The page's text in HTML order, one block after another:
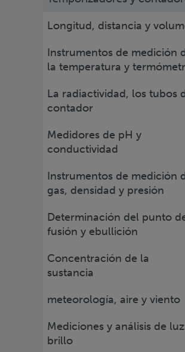
Longitud, distancia y
Instrumentos de medición
la temperatura y
La radiactividad, los tubos
contador
Medidores de pH y
conductividad
Instrumentos de medición
gas, densidad y presión
Determinación del punto
fusión y ebullición
Concentración de la
sustancia
meteorología, aire y viento
Mediciones y análisis de
brillo